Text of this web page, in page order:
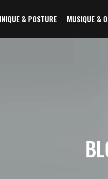
& POSTURE MUSIQUE &